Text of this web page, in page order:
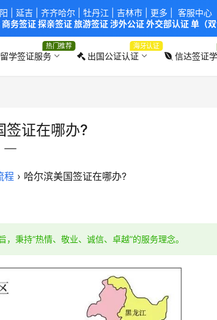
留学签证服务
热门推荐
出国公证认证
海牙认证
信达签证
签证在哪办?
程 › 哈尔滨美国签证在哪办?
，秉持“热情、敬业、诚信、卓越”的服务理念。
延吉 | 齐齐哈尔 | 牡丹江 吉林市 | 更多 | 客服中心
务签证 探亲签证 旅游签证 涉外公证 外交部认证 单
务机构：信达出入境服务有限公司/中青国际旅行社有